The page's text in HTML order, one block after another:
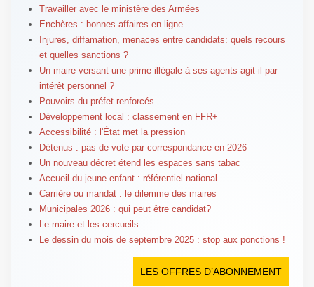
Travailler avec le ministère des Armées
Enchères : bonnes affaires en ligne
Injures, diffamation, menaces entre candidats: quels recours
et quelles sanctions ?
Un maire versant une prime illégale à ses agents agit-il par
intérêt personnel ?
Pouvoirs du préfet renforcés
Développement local : classement en FFR+
Accessibilité : l'État met la pression
Détenus : pas de vote par correspondance en 2026
Un nouveau décret étend les espaces sans tabac
Accueil du jeune enfant : référentiel national
Carrière ou mandat : le dilemme des maires
Municipales 2026 : qui peut être candidat?
Le maire et les cercueils
Le dessin du mois de septembre 2025 : stop aux ponctions !
LES OFFRES D’ABONNEMENT